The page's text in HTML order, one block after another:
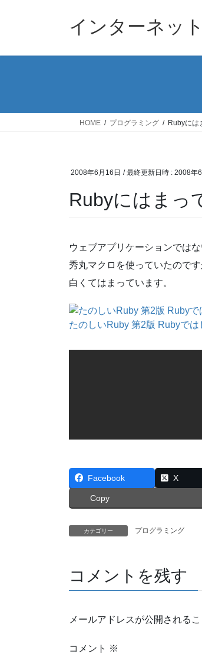
インターネッ
HOME プログラミング Rubyには
2008年6月16日 / 最終更新日時 : 2008年
Rubyにはまっ
ウェブアプリケーションでは
秀丸マクロを使っていたので
白くてはまっています。
たのしいRuby 第2版 Rubyで
Facebook X
Copy
カテゴリー プログラミング
コメントを残す
メールアドレスが公開されるこ
コメント ※